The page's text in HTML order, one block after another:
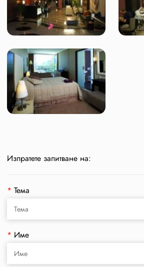
Изпратете запитване на:
* Тема
* Име